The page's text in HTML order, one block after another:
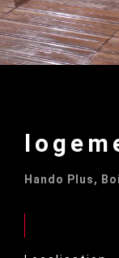
Hando Plus,